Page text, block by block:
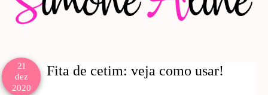
21
dez
2020
Fita de cetim: veja como usar!